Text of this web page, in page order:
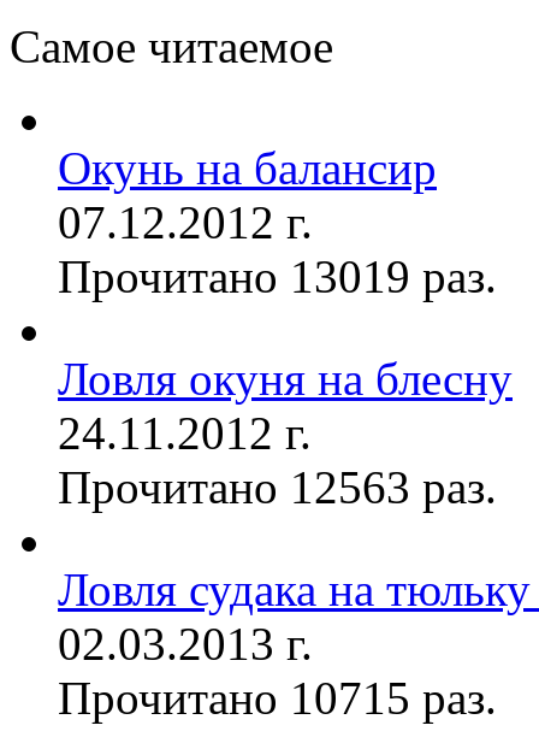
Самое читаемое
Окунь на балансир
07.12.2012 г.
Прочитано 13019 раз.
Ловля окуня на блесну
24.11.2012 г.
Прочитано 12563 раз.
Ловля судака на
02.03.2013 г.
Прочитано 10715 раз.